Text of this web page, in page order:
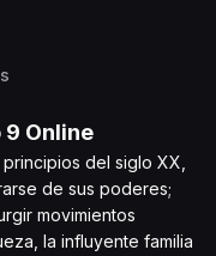
9 Online
del siglo XX,
de sus poderes;
movimientos
la influyente familia